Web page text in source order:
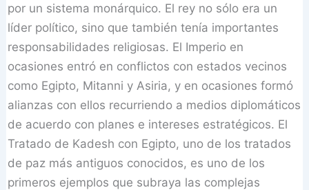
por un sistema monárquico. El rey no sólo era un
líder político, sino que también tenía importantes
responsabilidades religiosas. El Imperio en
ocasiones entró en conflictos con estados vecinos
como Egipto, Mitanni y Asiria, y en ocasiones formó
alianzas con ellos recurriendo a medios diplomáticos
de acuerdo con planes e intereses estratégicos. El
Tratado de Kadesh con Egipto, uno de los tratados
de paz más antiguos conocidos, es uno de los
primeros ejemplos que subraya las complejas